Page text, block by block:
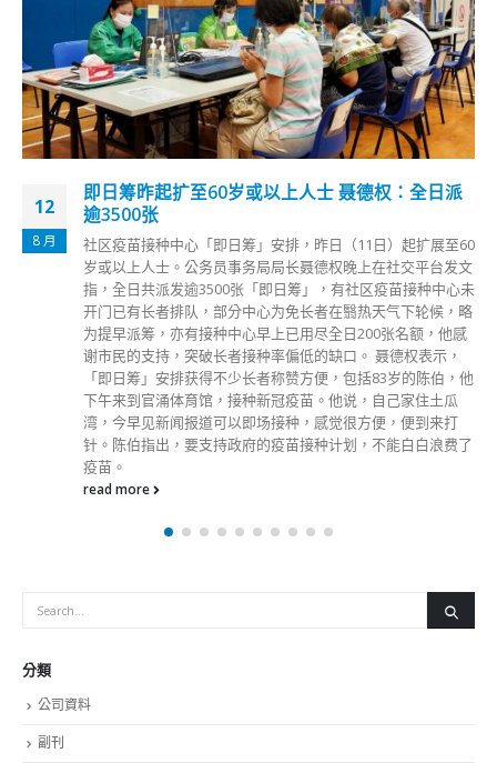
12
8 月
即日筹昨起扩至60岁或以上人士 聂德权：全日派
逾3500张
社区疫苗接种中心「即日筹」安排，昨日（11日）起扩展至60
岁或以上人士。公务员事务局局长聂德权晚上在社交平台发文
指，全日共派发逾3500张「即日筹」，有社区疫苗接种中心未
开门已有长者排队，部分中心为免长者在翳热天气下轮候，略
为提早派筹，亦有接种中心早上已用尽全日200张名额，他感
谢市民的支持，突破长者接种率偏低的缺口。 聂德权表示，
「即日筹」安排获得不少长者称赞方便，包括83岁的陈伯，他
下午来到官涌体育馆，接种新冠疫苗。他说，自己家住土瓜
湾，今早见新闻报道可以即场接种，感觉很方便，便到来打
针。陈伯指出，要支持政府的疫苗接种计划，不能白白浪费了
疫苗。
read more
分類
公司資料
副刊